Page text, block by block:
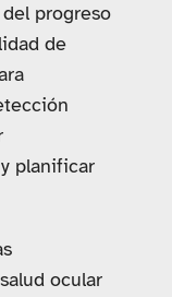
progreso
de
planificar
ocular